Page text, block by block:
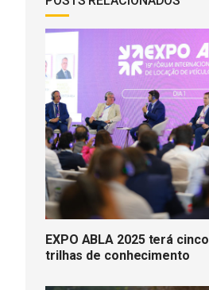
EXPO ABLA 2025 terá cinco
trilhas de conhecimento